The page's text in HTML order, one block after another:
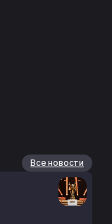
Все новости